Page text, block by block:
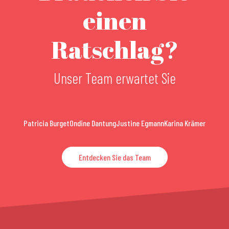
einen
Ratschlag?
Unser Team erwartet Sie
Patricia BurgetOndine DantungJustine EgmannKarina Krämer
Entdecken Sie das Team